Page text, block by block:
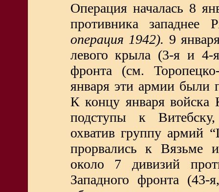
Операция началась 8
противника западнее
операция 1942). 9
левого крыла (3-я и 4-
фронта (см.
января эти армии были
К концу января войска
подступы к
охватив группу армий
прорвались к Вязьме
около 7 дивизий
Западного фронта